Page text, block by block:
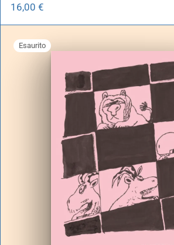
16,00 €
Esaurito